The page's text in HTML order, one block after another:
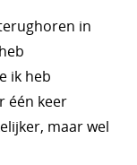
in
ik heb
één keer
maar wel